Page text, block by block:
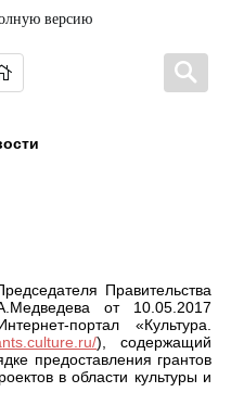
версию
Правительства
от 10.05.2017
портал «Культура.
), содержащий
предоставления грантов
в области культуры и